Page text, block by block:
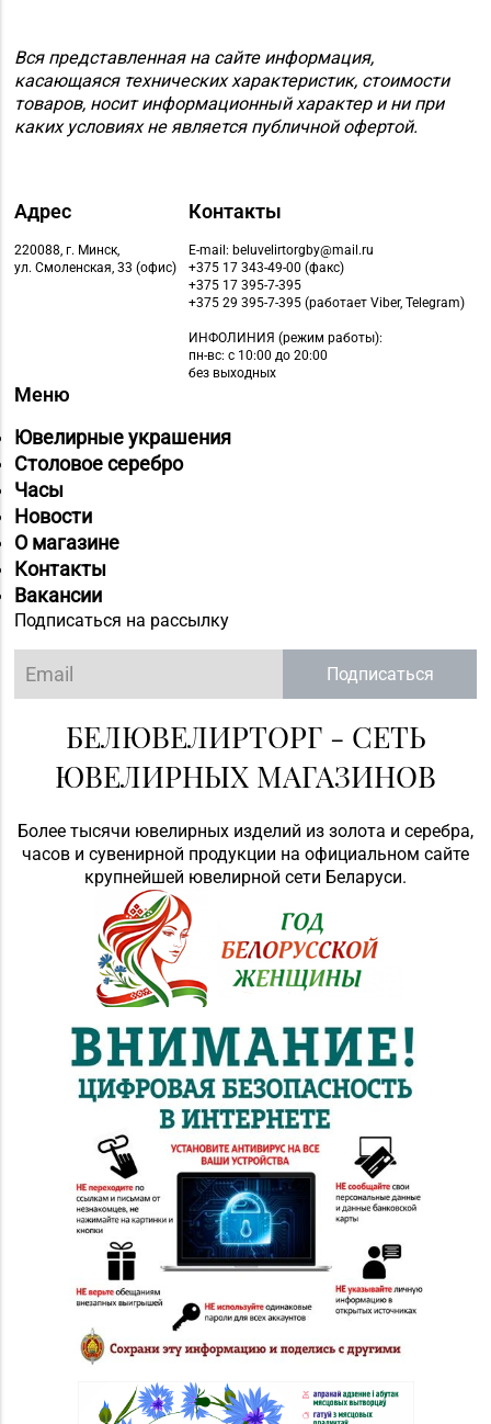
Вся представленная на сайте информация,
касающаяся технических характеристик, стоимости
товаров, носит информационный характер и ни при
каких условиях не является публичной офертой.
Адрес
220088, г. Минск,
ул. Смоленская, 33 (офис)
Контакты
E-mail: beluvelirtorgby@mail.ru
+375 17 343-49-00 (факс)
+375 17 395-7-395
+375 29 395-7-395 (работает Viber, Telegram)
ИНФОЛИНИЯ (режим работы):
пн-вс: с 10:00 до 20:00
без выходных
Меню
Ювелирные украшения
Столовое серебро
Часы
Новости
О магазине
Контакты
Вакансии
Подписаться на рассылку
Подписаться
БЕЛЮВЕЛИРТОРГ - СЕТЬ
ЮВЕЛИРНЫХ МАГАЗИНОВ
Более тысячи ювелирных изделий из золота и серебра,
часов и сувенирной продукции на официальном сайте
крупнейшей ювелирной сети Беларуси.